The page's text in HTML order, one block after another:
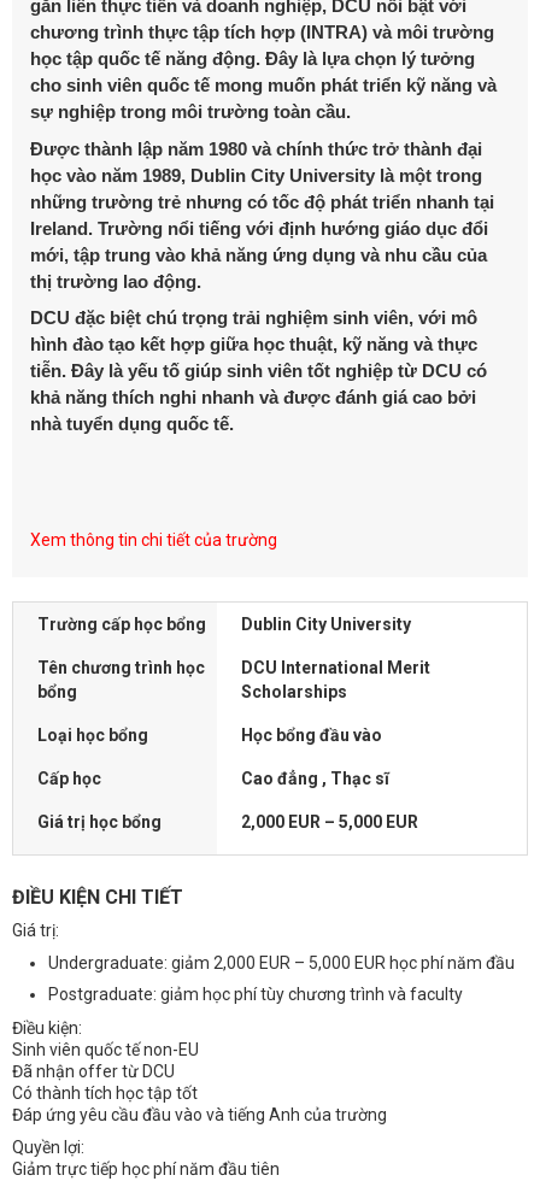
gắn liền thực tiễn và doanh nghiệp, DCU nổi bật với
chương trình thực tập tích hợp (INTRA) và môi trường
học tập quốc tế năng động. Đây là lựa chọn lý tưởng
cho sinh viên quốc tế mong muốn phát triển kỹ năng và
sự nghiệp trong môi trường toàn cầu.
Được thành lập năm 1980 và chính thức trở thành đại
học vào năm 1989, Dublin City University là một trong
những trường trẻ nhưng có tốc độ phát triển nhanh tại
Ireland. Trường nổi tiếng với định hướng giáo dục đổi
mới, tập trung vào khả năng ứng dụng và nhu cầu của
thị trường lao động.
DCU đặc biệt chú trọng trải nghiệm sinh viên, với mô
hình đào tạo kết hợp giữa học thuật, kỹ năng và thực
tiễn. Đây là yếu tố giúp sinh viên tốt nghiệp từ DCU có
khả năng thích nghi nhanh và được đánh giá cao bởi
nhà tuyển dụng quốc tế.
Xem thông tin chi tiết của trường
Trường cấp học bổng Dublin City University
Tên chương trình học
bổng
DCU International Merit
Scholarships
Loại học bổng Học bổng đầu vào
Cấp học Cao đẳng , Thạc sĩ
Giá trị học bổng 2,000 EUR – 5,000 EUR
ĐIỀU KIỆN CHI TIẾT
Giá trị:
Undergraduate: giảm 2,000 EUR – 5,000 EUR học phí năm đầu
Postgraduate: giảm học phí tùy chương trình và faculty
Điều kiện:
Sinh viên quốc tế non-EU
Đã nhận offer từ DCU
Có thành tích học tập tốt
Đáp ứng yêu cầu đầu vào và tiếng Anh của trường
Quyền lợi:
Giảm trực tiếp học phí năm đầu tiên